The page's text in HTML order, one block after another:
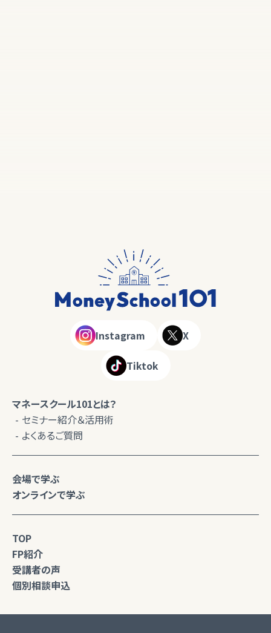
Instagram X
Tiktok
マネースクール101とは？
セミナー紹介＆活用術
よくあるご質問
会場で学ぶ
オンラインで学ぶ
TOP
FP紹介
受講者の声
個別相談申込